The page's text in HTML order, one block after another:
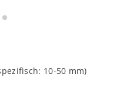
10-50 mm)